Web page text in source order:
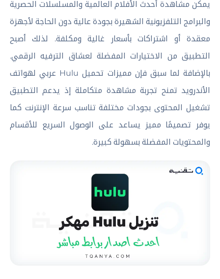
يمكن مشاهدة أحدث الأفلام العالمية والمسلسلات الحصرية
والبرامج التلفزيونية الشهيرة بجودة عالية دون الحاجة لأجهزة
معقدة أو اشتراكات بأسعار غالية ومكلفة. لذلك أصبح
التطبيق من الاختيارات المفضلة لعشاق الترفيه الرقمي.
بالإضافة لما سبق فإن مميزات تحميل Hulu عربي لهواتف
الأندرويد تمنح تجربة مشاهدة متكاملة إذ يدعم التطبيق
تشغيل المحتوى بجودات مختلفة تناسب سرعة الإنترنت كما
يوفر تصميمًا مميز يساعد على الوصول السريع للأقسام
والمحتويات المفضلة بسهولة كبيرة.